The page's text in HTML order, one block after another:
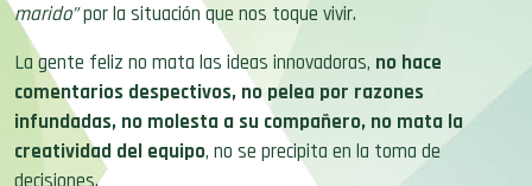
marido”por la situación que nos toque vivir.
La gente feliz no mata las ideas innovadoras, no hace
comentarios despectivos, no pelea por razones
infundadas, no molesta a su compañero, no mata la
creatividad del equipo, no se precipita en la toma de